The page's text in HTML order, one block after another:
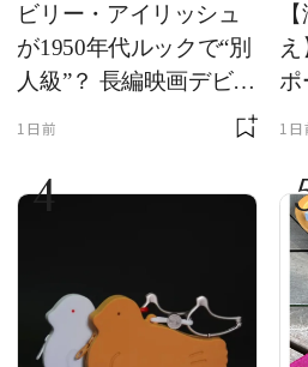
ビリー・アイリッシュ
が1950年代ルックで“別
人級”？ 長編映画デビュ
ー作の現場写真に反響
1日前
ポ
ム
1日
4